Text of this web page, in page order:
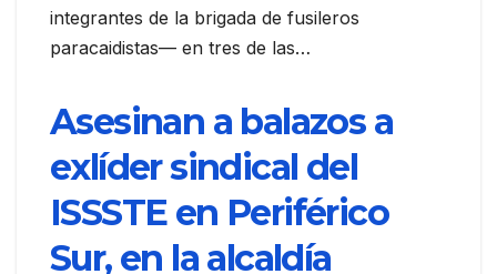
integrantes de la brigada de fusileros
paracaidistas— en tres de las…
Asesinan a balazos a
exlíder sindical del
ISSSTE en Periférico
Sur, en la alcaldía